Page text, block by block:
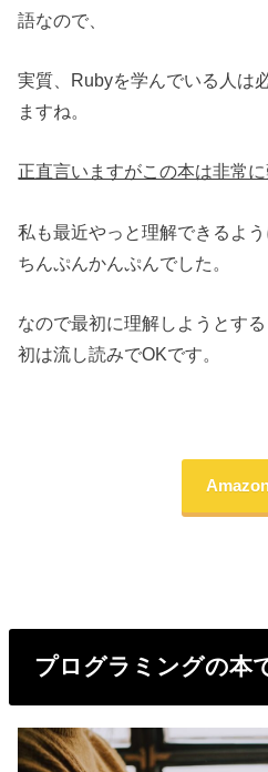
語なので、
実質、Rubyを学んでいる人は
ますね。
正直言いますがこの本は非常に
私も最近やっと理解できるよ
ちんぷんかんぷんでした。
なので最初に理解しようとす
初は流し読みでOKです。
プログラミングの本